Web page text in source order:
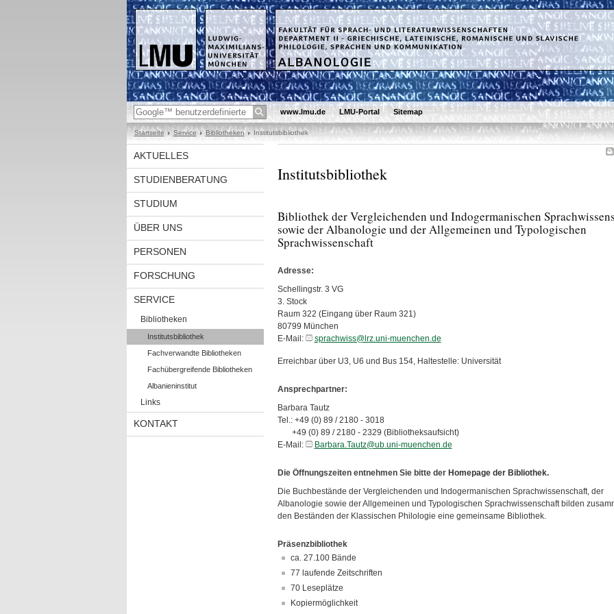
www.lmu.de LMU-Portal Sitemap
Startseite Service Bibliotheken Institutsbibliothek
AKTUELLES
STUDIENBERATUNG
STUDIUM
ÜBER UNS
PERSONEN
FORSCHUNG
SERVICE
Bibliotheken
Institutsbibliothek
Fachverwandte Bibliotheken
Fachübergreifende Bibliotheken
Albanieninstitut
Links
KONTAKT
Institutsbibliothek
Bibliothek der Vergleichenden und Indogermanischen
sowie der Albanologie und der Allgemeinen und Typologischen
Sprachwissenschaft
Adresse:
Schellingstr. 3 VG
3. Stock
Raum 322 (Eingang über Raum 321)
80799 München
E-Mail:
sprachwiss@lrz.uni-muenchen.de
Erreichbar über U3, U6 und Bus 154, Haltestelle: Universität
Ansprechpartner:
Barbara Tautz
Tel.: +49 (0) 89 / 2180 - 3018
+49 (0) 89 / 2180 - 2329 (Bibliotheksaufsicht)
E-Mail:
Barbara.Tautz@ub.uni-muenchen.de
Die Öffnungszeiten entnehmen Sie bitte der Homepage der Bibliothek.
Die Buchbestände der Vergleichenden und Indogermanischen Sprachwissenschaft, der
Albanologie sowie der Allgemeinen und Typologischen Sprachwissenschaft bilden
den Beständen der Klassischen Philologie eine gemeinsame Bibliothek.
Präsenzbibliothek
ca. 27.100 Bände
77 laufende Zeitschriften
70 Leseplätze
Kopiermöglichkeit